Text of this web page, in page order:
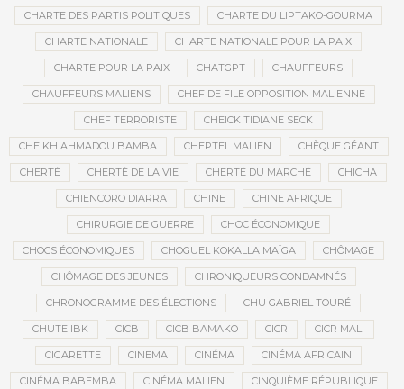
CHARTE DES PARTIS POLITIQUES CHARTE DU LIPTAKO-GOURMA
CHARTE NATIONALE CHARTE NATIONALE POUR LA PAIX
CHARTE POUR LA PAIX CHATGPT CHAUFFEURS
CHAUFFEURS MALIENS CHEF DE FILE OPPOSITION MALIENNE
CHEF TERRORISTE CHEICK TIDIANE SECK
CHEIKH AHMADOU BAMBA CHEPTEL MALIEN CHÈQUE GÉANT
CHERTÉ CHERTÉ DE LA VIE CHERTÉ DU MARCHÉ CHICHA
CHIENCORO DIARRA CHINE CHINE AFRIQUE
CHIRURGIE DE GUERRE CHOC ÉCONOMIQUE
CHOCS ÉCONOMIQUES CHOGUEL KOKALLA MAÏGA CHÔMAGE
CHÔMAGE DES JEUNES CHRONIQUEURS CONDAMNÉS
CHRONOGRAMME DES ÉLECTIONS CHU GABRIEL TOURÉ
CHUTE IBK CICB CICB BAMAKO CICR CICR MALI
CIGARETTE CINEMA CINÉMA CINÉMA AFRICAIN
CINÉMA BABEMBA CINÉMA MALIEN CINQUIÈME RÉPUBLIQUE